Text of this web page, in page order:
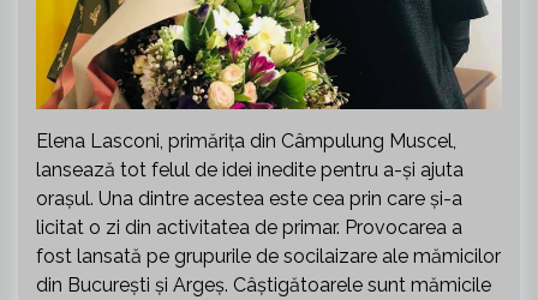
Elena Lasconi, primărița din Câmpulung Muscel,
lansează tot felul de idei inedite pentru a-și ajuta
orașul. Una dintre acestea este cea prin care și-a
licitat o zi din activitatea de primar. Provocarea a
fost lansată pe grupurile de socilaizare ale mămicilor
din București și Argeș. Câștigătoarele sunt mămicile